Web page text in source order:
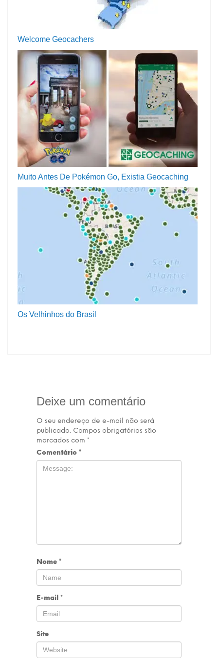
Welcome Geocachers
Muito Antes De Pokémon Go, Existia Geocaching
Os Velhinhos do Brasil
Deixe um comentário
O seu endereço de e-mail não será
publicado. Campos obrigatórios são
marcados com *
Comentário *
Nome *
E-mail *
Site